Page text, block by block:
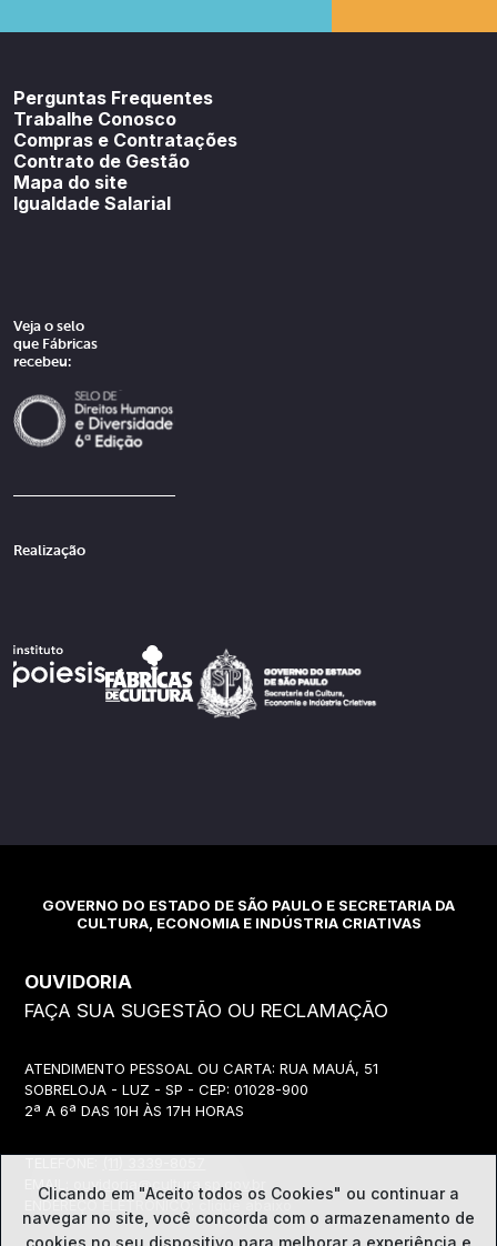
Perguntas Frequentes
Trabalhe Conosco
Compras e Contratações
Contrato de Gestão
Mapa do site
Igualdade Salarial
Veja o selo
que Fábricas
recebeu:
Realização
GOVERNO DO ESTADO DE SÃO PAULO E SECRETARIA DA
CULTURA, ECONOMIA E INDÚSTRIA CRIATIVAS
OUVIDORIA
FAÇA SUA SUGESTÃO OU RECLAMAÇÃO
ATENDIMENTO PESSOAL OU CARTA: RUA MAUÁ, 51
SOBRELOJA - LUZ - SP - CEP: 01028-900
2ª A 6ª DAS 10H ÀS 17H HORAS
EMAIL:
ouvidoria@cultura.sp.gov.br
ENDEREÇO ELETRÔNICO: clique abaixo
Clicando em "Aceito todos os Cookies" ou continuar a
navegar no site, você concorda com o armazenamento de
cookies no seu dispositivo para melhorar a experiência e